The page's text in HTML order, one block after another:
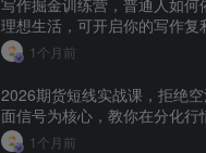
理想生活，可开启你的写作复
月） 1个月前
2026期货短线实战课，拒绝
面信号为核心，教你在分化行
种、避诱多陷阱
1个月前